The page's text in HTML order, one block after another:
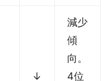
↓
減少
傾
向。
4位